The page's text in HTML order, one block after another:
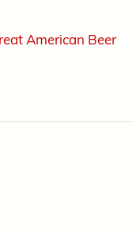
American Beer